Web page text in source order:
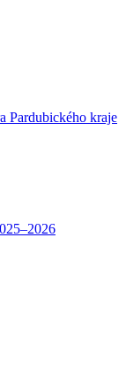
Pardubického kraje